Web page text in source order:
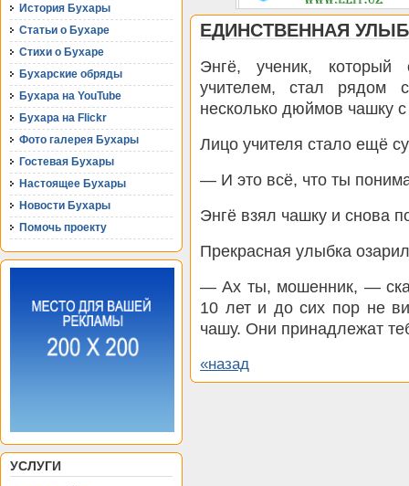
История Бухары
Статьи о Бухаре
Стихи о Бухаре
Бухарские обряды
Бухара на YouTube
Бухара на Flickr
Фото галерея Бухары
Гостевая Бухары
Настоящее Бухары
Новости Бухары
Помочь проекту
УСЛУГИ
ЕДИНСТВЕННАЯ
Энгё, ученик,
учителем, стал рядом
несколько дюймов чашку
Лицо учителя стало ещё
— И это всё, что ты
Энгё взял чашку и снова
Прекрасная улыбка
— Ах ты, мошенник, —
10 лет и до сих пор не
чашу. Они принадлежат
«назад